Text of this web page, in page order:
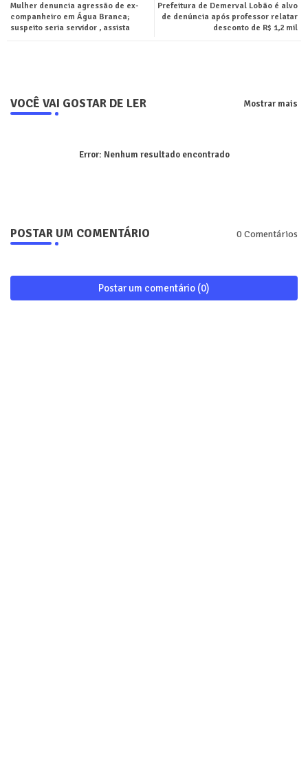
ter tsa
Prefeitura de Demerval Lobão é alvo
de denúncia após professor relatar
desconto de R$ 1,2 mil
Mulher denuncia agressão de ex-
companheiro em Água Branca;
suspeito seria servidor , assista
VOCÊ VAI GOSTAR DE LER Mostrar mais
Error: Nenhum resultado encontrado
POSTAR UM COMENTÁRIO 0 Comentários
Postar um comentário (0)